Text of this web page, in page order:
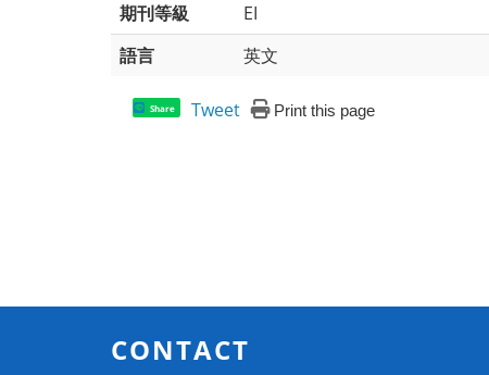
期刊等級
EI
語言
英文
Share Tweet Print this page
CONTACT